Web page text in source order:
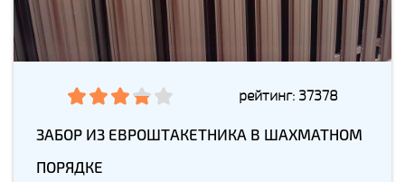
рейтинг: 37378
ЗАБОР ИЗ ЕВРОШТАКЕТНИКА В ШАХМАТНОМ
ПОРЯДКЕ